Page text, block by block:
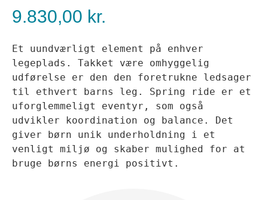
9.830,00 kr.
Et uundværligt element på enhver
legeplads. Takket være omhyggelig
udførelse er den den foretrukne ledsager
til ethvert barns leg. Spring ride er et
uforglemmeligt eventyr, som også
udvikler koordination og balance. Det
giver børn unik underholdning i et
venligt miljø og skaber mulighed for at
bruge børns energi positivt.